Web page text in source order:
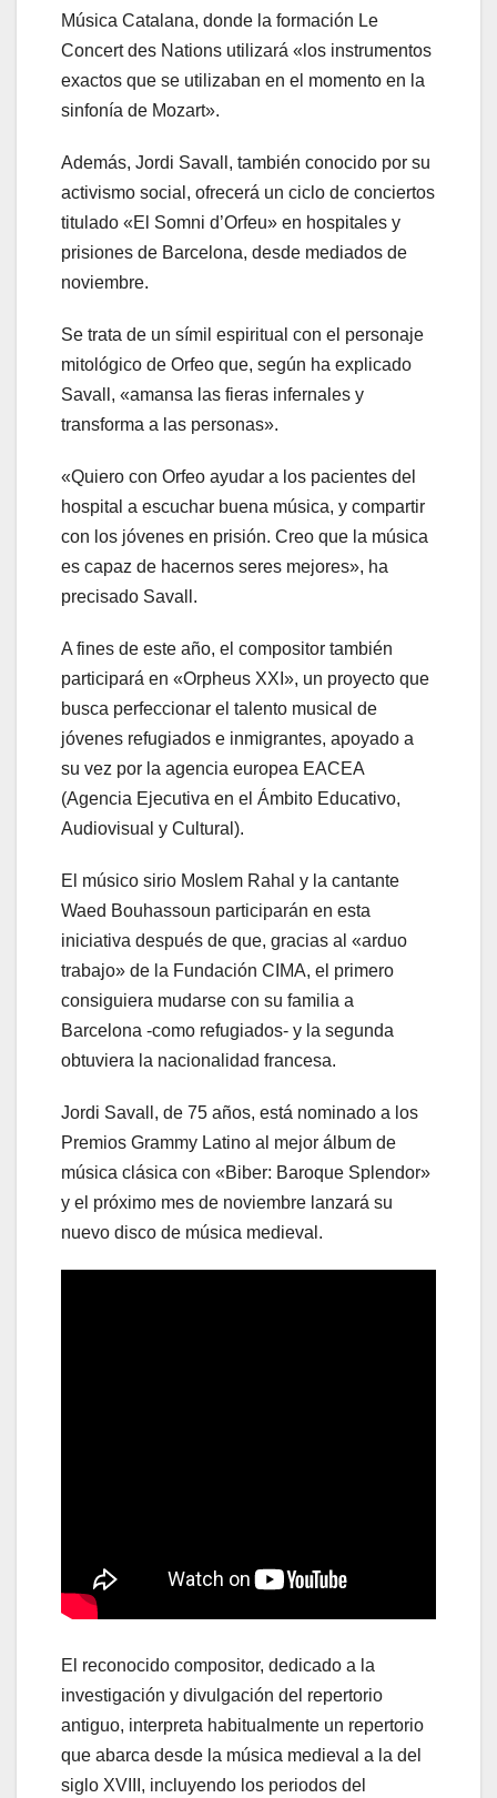
Música Catalana, donde la formación Le
Concert des Nations utilizará «los instrumentos
exactos que se utilizaban en el momento en la
sinfonía de Mozart».
Además, Jordi Savall, también conocido por su
activismo social, ofrecerá un ciclo de conciertos
titulado «El Somni d’Orfeu» en hospitales y
prisiones de Barcelona, desde mediados de
noviembre.
Se trata de un símil espiritual con el personaje
mitológico de Orfeo que, según ha explicado
Savall, «amansa las fieras infernales y
transforma a las personas».
«Quiero con Orfeo ayudar a los pacientes del
hospital a escuchar buena música, y compartir
con los jóvenes en prisión. Creo que la música
es capaz de hacernos seres mejores», ha
precisado Savall.
A fines de este año, el compositor también
participará en «Orpheus XXI», un proyecto que
busca perfeccionar el talento musical de
jóvenes refugiados e inmigrantes, apoyado a
su vez por la agencia europea EACEA
(Agencia Ejecutiva en el Ámbito Educativo,
Audiovisual y Cultural).
El músico sirio Moslem Rahal y la cantante
Waed Bouhassoun participarán en esta
iniciativa después de que, gracias al «arduo
trabajo» de la Fundación CIMA, el primero
consiguiera mudarse con su familia a
Barcelona -como refugiados- y la segunda
obtuviera la nacionalidad francesa.
Jordi Savall, de 75 años, está nominado a los
Premios Grammy Latino al mejor álbum de
música clásica con «Biber: Baroque Splendor»
y el próximo mes de noviembre lanzará su
nuevo disco de música medieval.
El reconocido compositor, dedicado a la
investigación y divulgación del repertorio
antiguo, interpreta habitualmente un repertorio
que abarca desde la música medieval a la del
siglo XVIII, incluyendo los periodos del